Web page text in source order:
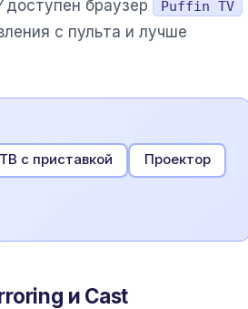
доступен браузер Puffin TV
с пульта и лучше
с приставкой Проектор
и Cast